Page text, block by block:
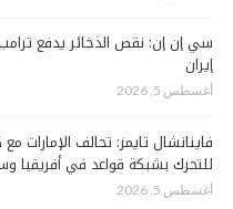
سي إن إن: نقص الذخائر يدفع
إيران
أغسطس 5, 2026
فاينانشال تايمز: تحالف الإمارات
للتحرك بشبكة قواعد في أفريقيا
أغسطس 5, 2026